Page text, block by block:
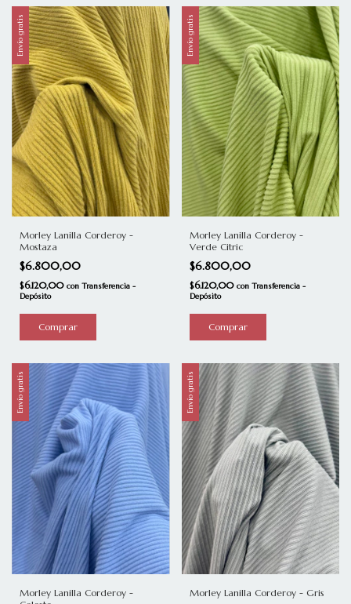
Envío gratis
Morley Lanilla Corderoy -
Mostaza
$6.800,00
$6.120,00 con Transferencia -
Depósito
Envío gratis
Morley Lanilla Corderoy -
Verde Citric
$6.800,00
$6.120,00 con Transferencia -
Depósito
Envío gratis
Morley Lanilla Corderoy -
Envío gratis
Morley Lanilla Corderoy - Gris